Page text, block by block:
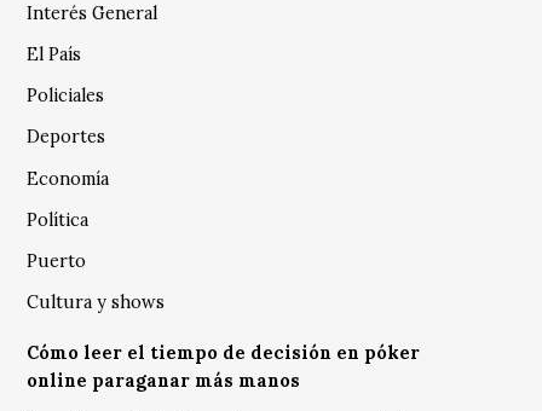
Interés General
El País
Policiales
Deportes
Economía
Política
Puerto
Cultura y shows
Cómo leer el tiempo de decisión en póker
online paraganar más manos